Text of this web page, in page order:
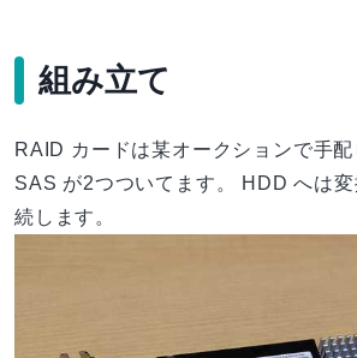
組み立て
RAID カードは某オークションで手
SAS が2つついてます。 HDD へは
続します。